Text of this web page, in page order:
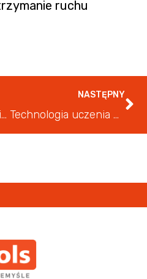
ruchu
Napędy niskiego napięcia: przegląd przemienników z rodziny PowerFlex
NASTĘPNY
Technologia uczenia maszynowego, która pomaga ograniczać przestoje